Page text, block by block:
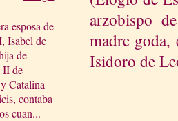
esposa de
Isabel de
de
II de
Catalina
contaba
cuan...
arzobispo
madre goda,
Isidoro de